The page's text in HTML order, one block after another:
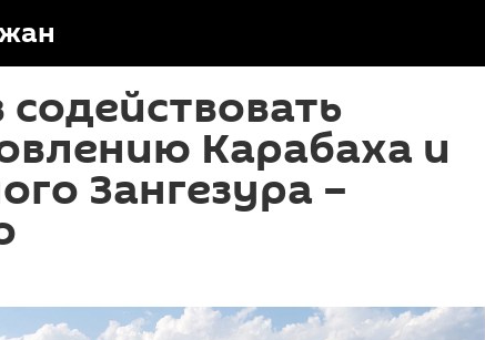
содействовать
Карабаха и
Зангезура –